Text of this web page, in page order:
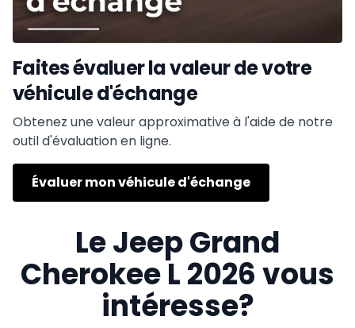
Faites évaluer la valeur de votre
véhicule d'échange
Obtenez une valeur approximative à l'aide de notre
outil d'évaluation en ligne.
Évaluer mon véhicule d'échange
Le Jeep Grand
Cherokee L 2026 vous
intéresse?